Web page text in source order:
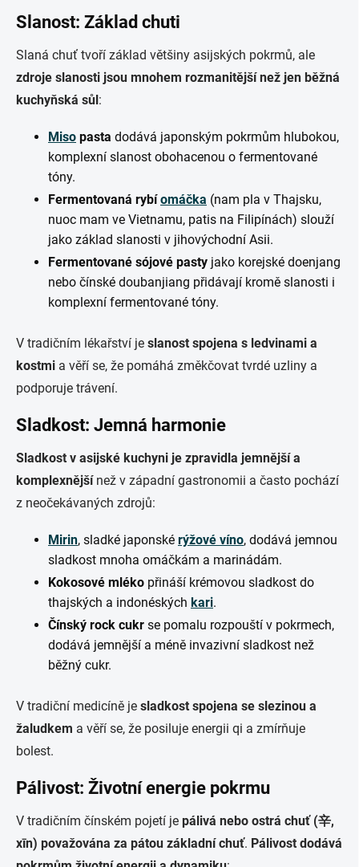
Slanost: Základ chuti
Slaná chuť tvoří základ většiny asijských pokrmů, ale
zdroje slanosti jsou mnohem rozmanitější než jen běžná
kuchyňská sůl:
Miso pasta dodává japonským pokrmům hlubokou,
komplexní slanost obohacenou o fermentované
tóny.
Fermentovaná rybíomáčka (nam pla v Thajsku,
nuoc mam ve Vietnamu, patis na Filipínách) slouží
jako základ slanosti v jihovýchodní Asii.
Fermentované sójové pasty jako korejské doenjang
nebo čínské doubanjiang přidávají kromě slanosti i
komplexní fermentované tóny.
V tradičním lékařství je slanost spojena s ledvinami a
kostmi a věří se, že pomáhá změkčovat tvrdé uzliny a
podporuje trávení.
Sladkost: Jemná harmonie
Sladkost v asijské kuchyni je zpravidla jemnější a
komplexnějšínež v západní gastronomii a často pochází
z neočekávaných zdrojů:
Mirin, sladké japonské rýžové víno, dodává jemnou
sladkost mnoha omáčkám a marinádám.
Kokosové mléko přináší krémovou sladkost do
thajských a indonéských kari.
Čínský rock cukr se pomalu rozpouští v pokrmech,
dodává jemnější a méně invazivní sladkost než
běžný cukr.
V tradiční medicíně je sladkost spojena se slezinou a
žaludkem a věří se, že posiluje energii qi a zmírňuje
bolest.
Pálivost: Životní energie pokrmu
V tradičním čínském pojetí je pálivá nebo ostrá chuť (辛,
xīn) považována za pátou základní chuť. Pálivost dodává